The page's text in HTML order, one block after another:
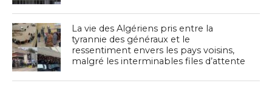
La vie des Algériens pris entre la
tyrannie des généraux et le
ressentiment envers les pays voisins,
malgré les interminables files d’attente